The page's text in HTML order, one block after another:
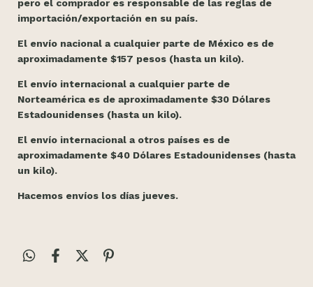
pero el comprador es responsable de las reglas de
importación/exportación en su país.
El envío nacional a cualquier parte de México es de
aproximadamente $157 pesos (hasta un kilo).
El envío internacional a cualquier parte de
Norteamérica es de aproximadamente $30 Dólares
Estadounidenses (hasta un kilo).
El envío internacional a otros países es de
aproximadamente $40 Dólares Estadounidenses (hasta
un kilo).
Hacemos envíos los días jueves.